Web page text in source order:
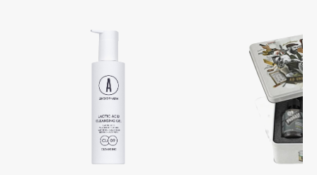
Beverly Hills Polo Club